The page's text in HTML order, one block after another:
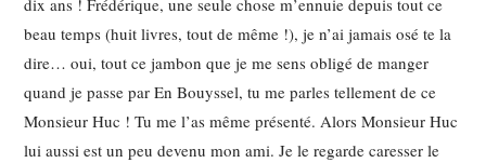
dix ans ! Frédérique, une seule chose m’ennuie depuis tout ce
beau temps (huit livres, tout de même !), je n’ai jamais osé te la
dire… oui, tout ce jambon que je me sens obligé de manger
quand je passe par En Bouyssel, tu me parles tellement de ce
Monsieur Huc ! Tu me l’as même présenté. Alors Monsieur Huc
lui aussi est un peu devenu mon ami. Je le regarde caresser le